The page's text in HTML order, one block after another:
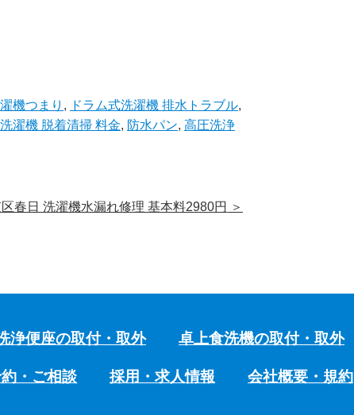
機つまり , ドラム式洗濯機 排水トラブル,
濯機 脱着清掃 料金, 防水パン, 高圧洗浄
春日 洗濯機水漏れ修理 基本料2980円 ＞
浄便座の取付・取外 卓上食洗機の取付・取外
・ご相談 採用・求人情報 会社概要・規約